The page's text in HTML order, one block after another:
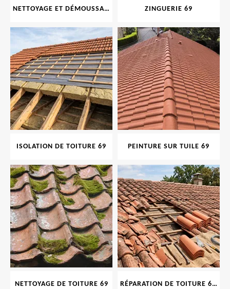
NETTOYAGE ET DÉMOUSSAGE DE TOITURE ET FAÇADE 69 ZINGUERIE 69
ISOLATION DE TOITURE 69 PEINTURE SUR TUILE 69
NETTOYAGE DE TOITURE 69 RÉPARATION DE TOITURE 69 RHONE, TUILES CASSÉES OU ABIMÉES